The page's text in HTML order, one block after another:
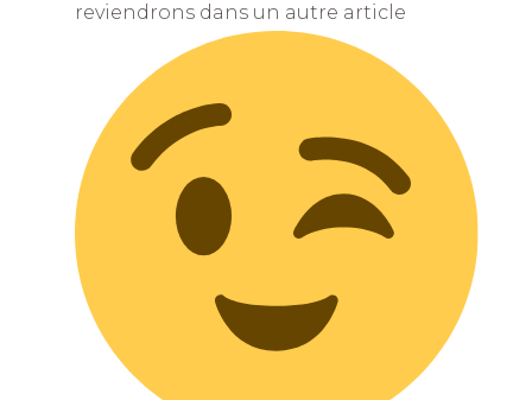
reviendrons dans un autre article